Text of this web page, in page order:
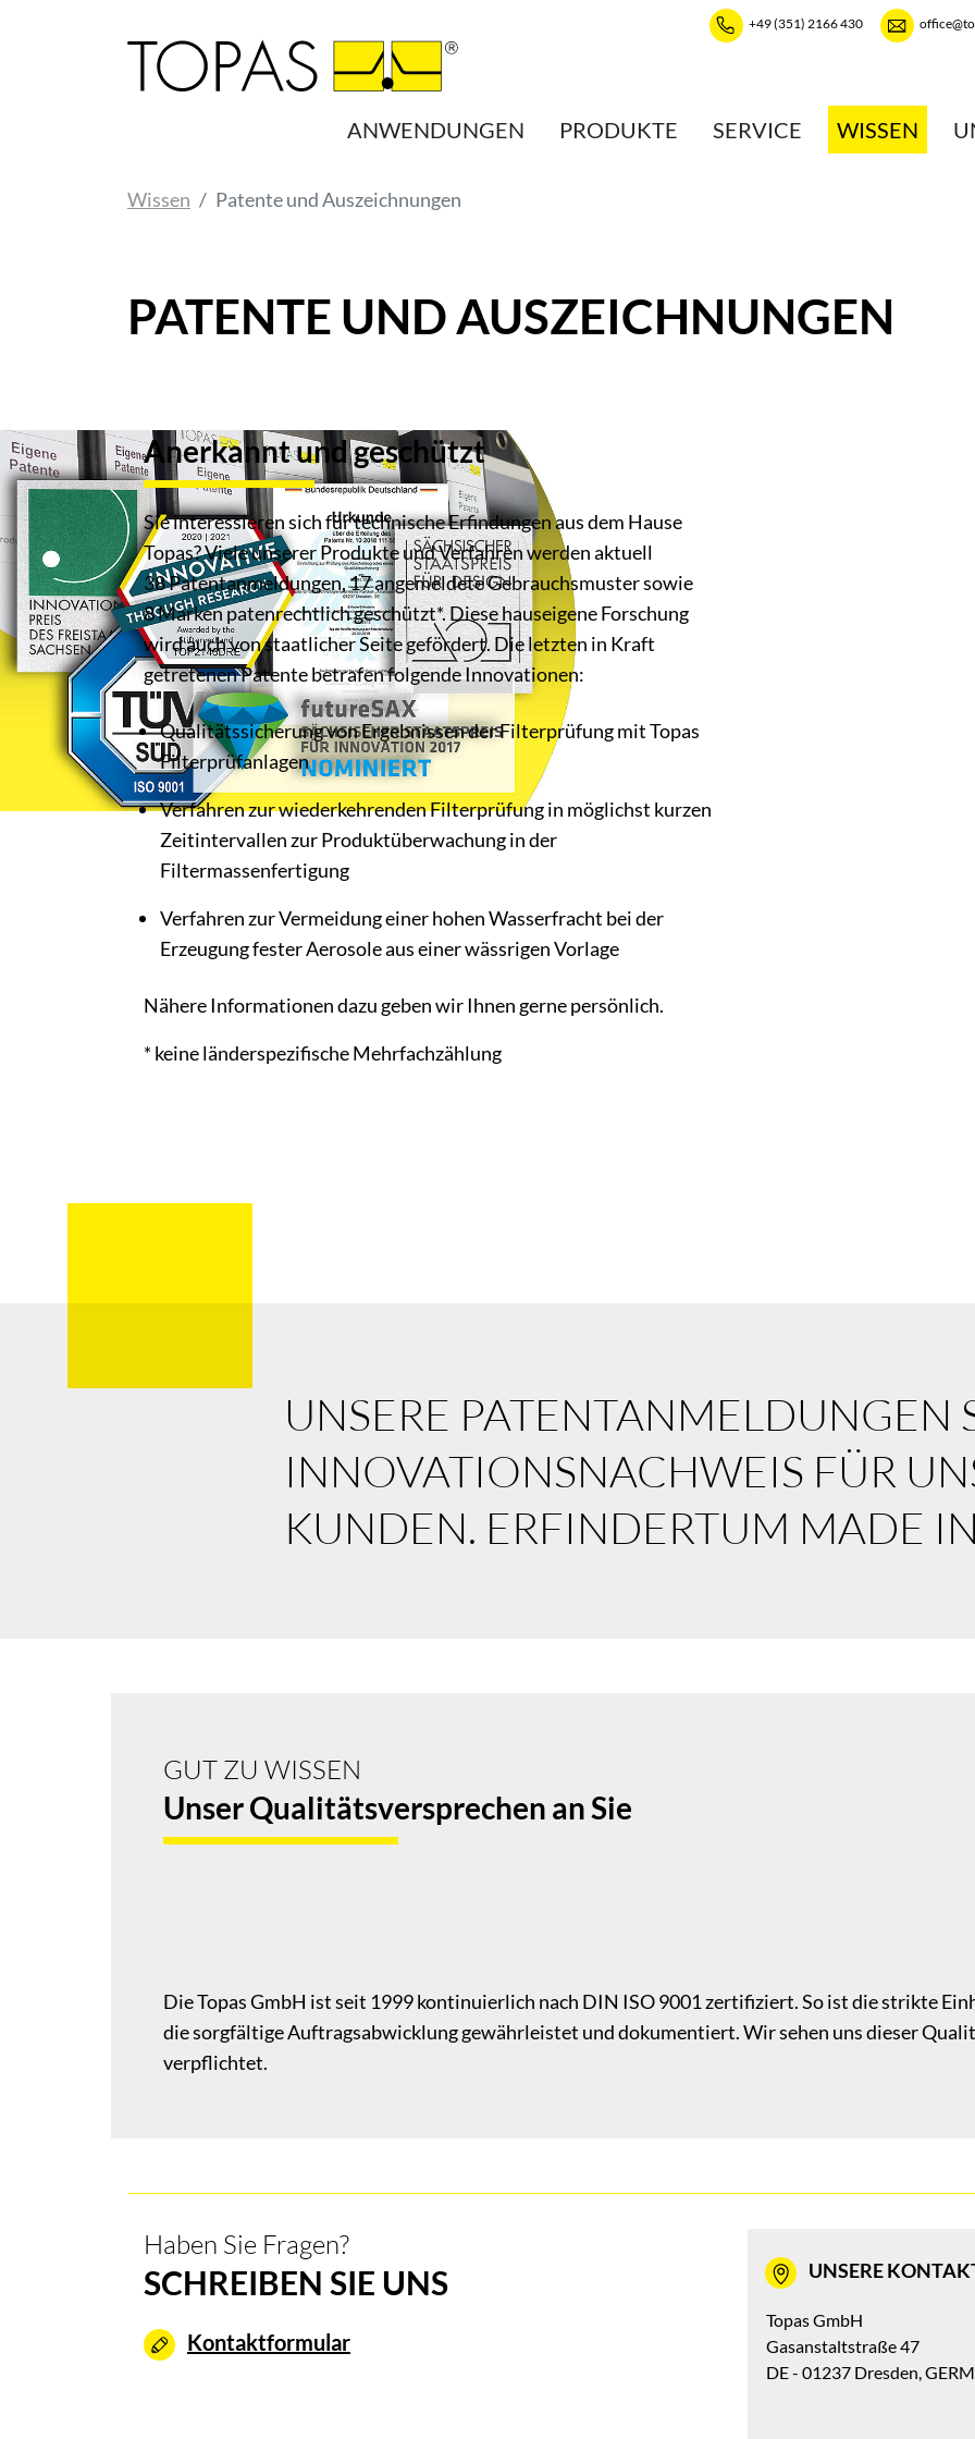
+49 (351) 2166 430
ANWENDUNGEN PRODUKTE SERVICE WISSEN
Wissen Patente und Auszeichnungen
PATENTE UND AUSZEICHNUNGEN
Anerkannt und geschützt
Sie interessieren sich für technische Erfindungen aus dem Hause
Topas? Viele unserer Produkte und Verfahren werden aktuell
38 Patentanmeldungen, 17 angemeldete Gebrauchsmuster sowie
8 Marken patenrechtlich geschützt*. Diese hauseigene Forschung
wird auch von staatlicher Seite gefördert. Die letzten in Kraft
getretenen Patente betrafen folgende Innovationen:
Qualitätssicherung von Ergebnissen der Filterprüfung mit Topas
Filterprüfanlagen
Verfahren zur wiederkehrenden Filterprüfung in möglichst kurzen
Zeitintervallen zur Produktüberwachung in der
Filtermassenfertigung
Verfahren zur Vermeidung einer hohen Wasserfracht bei der
Erzeugung fester Aerosole aus einer wässrigen Vorlage
Nähere Informationen dazu geben wir Ihnen gerne persönlich.
* keine länderspezifische Mehrfachzählung
UNSERE PATENTANMELDUNGEN
INNOVATIONSNACHWEIS FÜR
KUNDEN. ERFINDERTUM MADE
GUT ZU WISSEN
Unser Qualitätsversprechen an Sie
Die Topas GmbH ist seit 1999 kontinuierlich nach DIN ISO 9001 zertifiziert. So ist die strikte
die sorgfältige Auftragsabwicklung gewährleistet und dokumentiert. Wir sehen uns dieser
verpflichtet.
Haben Sie Fragen?
SCHREIBEN SIE UNS
Kontaktformular
UNSERE
Topas GmbH
Gasanstaltstraße 47
DE - 01237 Dresden,